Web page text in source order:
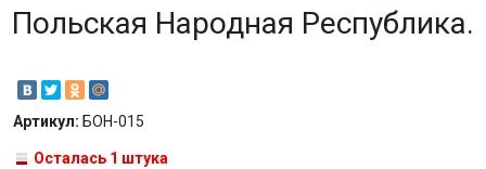
Польская Народная Республика.
Артикул: БОН-015
Осталась 1 штука